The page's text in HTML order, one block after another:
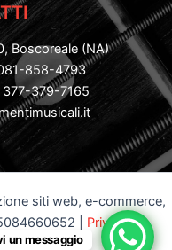
Boscoreale (NA)
858-4793
379-7165
siti web, e-commerce,
| Privacy
un messaggio